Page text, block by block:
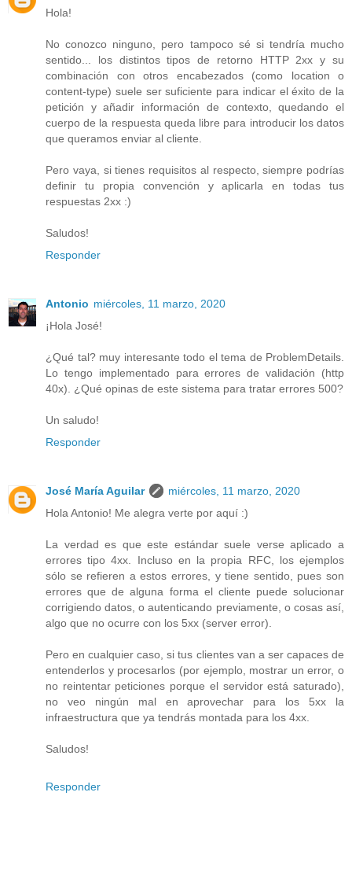
Hola!
No conozco ninguno, pero tampoco sé si tendría mucho
sentido... los distintos tipos de retorno HTTP 2xx y su
combinación con otros encabezados (como location o
content-type) suele ser suficiente para indicar el éxito de la
petición y añadir información de contexto, quedando el
cuerpo de la respuesta queda libre para introducir los datos
que queramos enviar al cliente.
Pero vaya, si tienes requisitos al respecto, siempre podrías
definir tu propia convención y aplicarla en todas tus
respuestas 2xx :)
Saludos!
Responder
Antonio miércoles, 11 marzo, 2020
¡Hola José!
¿Qué tal? muy interesante todo el tema de ProblemDetails.
Lo tengo implementado para errores de validación (http
40x). ¿Qué opinas de este sistema para tratar errores 500?
Un saludo!
Responder
José María Aguilar
miércoles, 11 marzo, 2020
Hola Antonio! Me alegra verte por aquí :)
La verdad es que este estándar suele verse aplicado a
errores tipo 4xx. Incluso en la propia RFC, los ejemplos
sólo se refieren a estos errores, y tiene sentido, pues son
errores que de alguna forma el cliente puede solucionar
corrigiendo datos, o autenticando previamente, o cosas así,
algo que no ocurre con los 5xx (server error).
Pero en cualquier caso, si tus clientes van a ser capaces de
entenderlos y procesarlos (por ejemplo, mostrar un error, o
no reintentar peticiones porque el servidor está saturado),
no veo ningún mal en aprovechar para los 5xx la
infraestructura que ya tendrás montada para los 4xx.
Saludos!
Responder